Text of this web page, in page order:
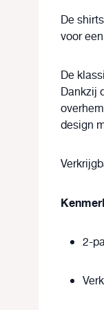
De
voor
De
Dankzij
design
2-